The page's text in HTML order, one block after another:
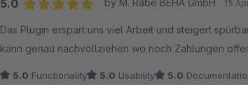
5.0
15
Das Plugin erspart uns viel Arbeit und steigert
kann genau nachvollziehen wo noch Zahlungen
5.0 Functionality 5.0 Usability 5.0